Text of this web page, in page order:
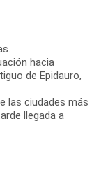
hacia
de Epidauro,
las ciudades más
llegada a